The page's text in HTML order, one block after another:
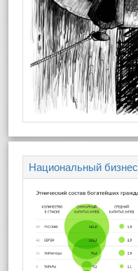
Национальный бизнес